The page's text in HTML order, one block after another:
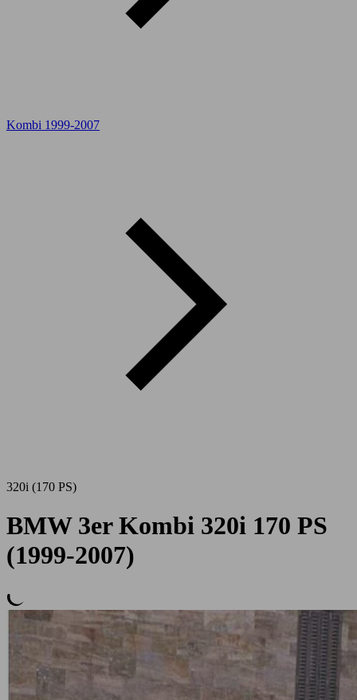
Kombi 1999-2007
320i (170 PS)
BMW 3er Kombi 320i 170 PS
(1999-2007)